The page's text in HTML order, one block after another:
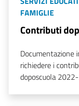
FAMIGLIE
Contributi
Documentazione
richiedere i
doposcuola